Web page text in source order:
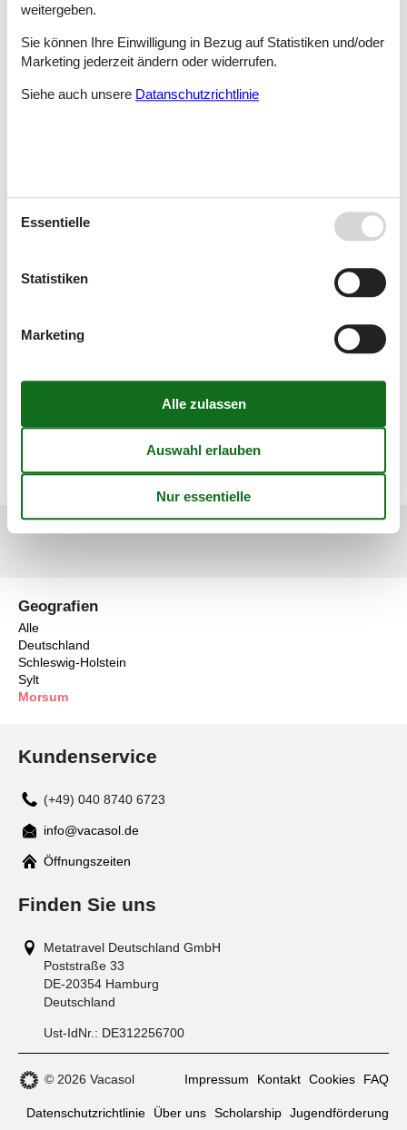
Geografien
Alle
Deutschland
Schleswig-Holstein
Sylt
Morsum
⛴️Buchen Sie Ihre gewünschte Abfahrtszeit
Planen Sie Ihre Reise nach Sylt bequem und preiswert mit
den beiden FRS Syltfähren. Als Alternative zum Autozug
Syltfähren fahren das ganze Jahr über zwischen der
dänischen Insel Römö, die über einen gebührenfreien
Überfahrt, immer pünktlich - jetzt buchen!
Buchen Sie Ihre gewünschte Abfahrtszeit!
Kundenservice
(+49) 040 8740 6723
Mail
info@vacasol.de
Öffnungszeiten
Finden Sie uns
Metatravel Deutschland GmbH
Poststraße 33
DE-20354 Hamburg
Deutschland
Ust-IdNr.: DE312256700
© 2026 Vacasol Impressum Kontakt Cookies FAQ
Datenschutzrichtlinie Über uns Scholarship Jugendförderung
weitergeben.
Sie können Ihre Einwilligung in Bezug auf Statistiken und/oder
Marketing jederzeit ändern oder widerrufen.
Siehe auch unsere Datanschutzrichtlinie
Essentielle
Statistiken
Marketing